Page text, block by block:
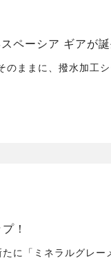
ペーシア ギアが誕
のままに、撥水加工
！
に「ミネラルグレ